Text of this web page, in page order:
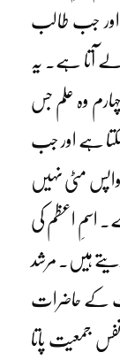
اور جب طالب
آتا ہے۔ یہ
وہ علم جس
ہے اور جب
مٹی نہیں
اسمِ اعظم کی
دیتے ہیں۔ مرشد
کے حاضرات
جمعیت پاتا